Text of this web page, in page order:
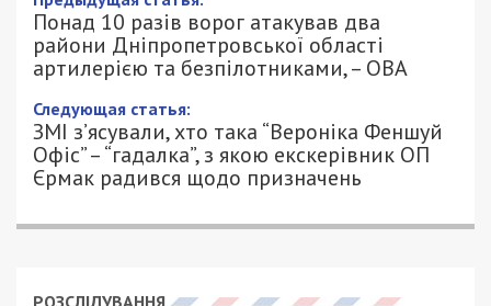
райони Дніпропетровської області
артилерією та безпілотниками, – ОВА
14/05/2026 - 9:00
ПЕТРО ЩУКІН - СПЕЦИАЛЬНО ДЛЯ
49000.COM.UA
334